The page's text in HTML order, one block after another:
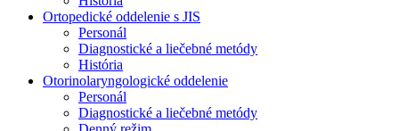
Ortopedické oddelenie s JIS
Personál
Diagnostické a liečebné metódy
História
Otorinolaryngologické oddelenie
Personál
Diagnostické a liečebné metódy